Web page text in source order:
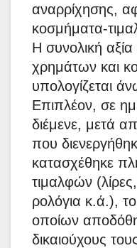
αναρρίχησης,
κοσμήματα-
Η συνολική
χρημάτων και
υπολογίζεται
Επιπλέον, σε
διέμενε, μετά
που
κατασχέθηκε
τιμαλφών
ρολόγια κ.ά.),
οποίων
δικαιούχους